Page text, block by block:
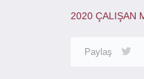
2020 ÇALIŞAN
Paylaş